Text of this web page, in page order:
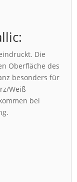
Die
Oberfläche des
besonders für
Weiß
bei